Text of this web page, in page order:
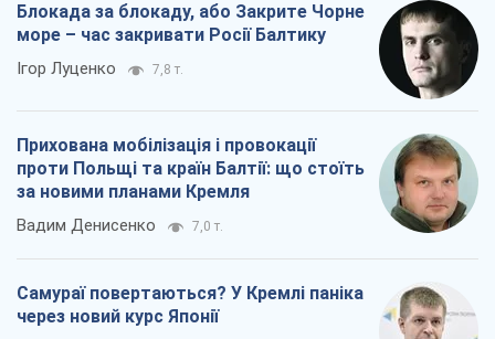
Блокада за блокаду, або Закрите Чорне
море – час закривати Росії Балтику
Ігор Луценко 7,8 т.
Прихована мобілізація і провокації
проти Польщі та країн Балтії: що стоїть
за новими планами Кремля
Вадим Денисенко 7,0 т.
Самураї повертаються? У Кремлі паніка
через новий курс Японії